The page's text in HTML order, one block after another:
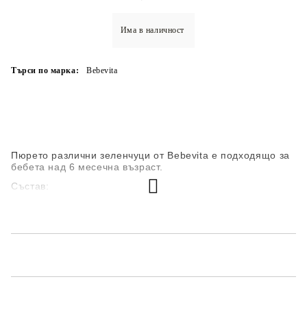
Има в наличност
Пюрето различни зеленчуци от Bebevita е подходящо за
бебета над 6 месечна възраст.
Състав:
Търси по марка: Bebevita